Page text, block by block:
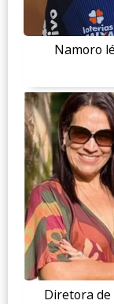
Namoro
Diretora de